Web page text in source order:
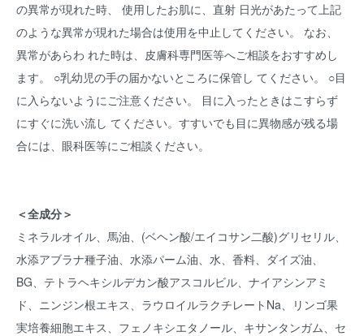
の異常が現れた時、 使用したお肌に、直射 日光があたって上記
のような異常が現れた場合は使用を中止してください。 なお、
異常があらわ れた時は、皮膚科専門医等へご相談をおすすめし
ます。 ○乳幼児の手の届かないところに保管し てください。 ○目
に入らないようにご注意ください。 目に入ったときはこすらず
にすぐに洗い流し てください。すすいでも目に異物感が残る場
合には、眼科医等にご相談ください。
＜全成分＞
ミネラルオイル、馬油、(ベヘン酸/エイコサン二酸)グリセリル、
水添アブラナ種子油、水添パーム油、水、香料、ダイズ油、
BG、テトラヘキシルデカン酸アスコルビル、ナイアシンアミ
ド、ニンジン根エキス、ラウロイルラクチレートNa、リンゴ果
実培養細胞エキス、フェノキシエタノール、キサンタンガム、セ